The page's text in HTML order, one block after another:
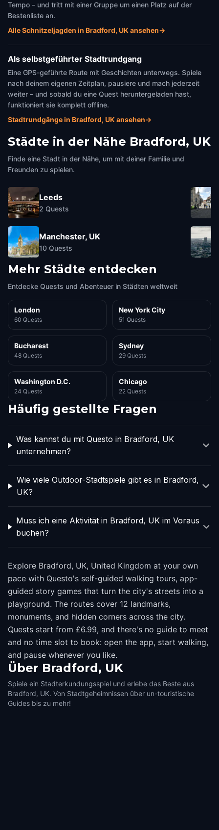
Tempo – und tritt mit einer Gruppe um einen Platz auf der
Bestenliste an.
Alle Schnitzeljagden in Bradford, UK ansehen→
Als selbstgeführter Stadtrundgang
Eine GPS-geführte Route mit Geschichten unterwegs. Spiele
nach deinem eigenen Zeitplan, pausiere und mach jederzeit
weiter – und sobald du eine Quest heruntergeladen hast,
funktioniert sie komplett offline.
Stadtrundgänge in Bradford, UK ansehen→
Städte in der Nähe Bradford, UK
Finde eine Stadt in der Nähe, um mit deiner Familie und
Freunden zu spielen.
Leeds
2 Quests
Manchester, UK
10 Quests
Mehr Städte entdecken
Entdecke Quests und Abenteuer in Städten weltweit
London
60 Quests
New York City
51 Quests
Bucharest
48 Quests
Sydney
29 Quests
Washington D.C.
24 Quests
Chicago
22 Quests
Häufig gestellte Fragen
Was kannst du mit Questo in Bradford, UK
unternehmen?
Wie viele Outdoor-Stadtspiele gibt es in Bradford,
UK?
Muss ich eine Aktivität in Bradford, UK im Voraus
buchen?
Explore Bradford, UK, United Kingdom at your own
pace with Questo's self-guided walking tours, app-
guided story games that turn the city's streets into a
playground. The routes cover 12 landmarks,
monuments, and hidden corners across the city.
Quests start from £6.99, and there's no guide to meet
and no time slot to book: open the app, start walking,
and pause whenever you like.
Über Bradford, UK
Spiele ein Stadterkundungsspiel und erlebe das Beste aus
Bradford, UK. Von Stadtgeheimnissen über un-touristische
Guides bis zu mehr!